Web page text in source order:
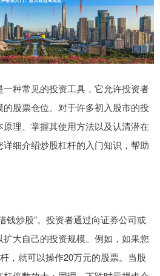
种常见的投资工具，它允许投资者
股票仓位。对于许多初入股市的投
理、掌握其使用方法以及认清潜在
细介绍炒股杠杆的入门知识，帮助
钱炒股”。投资者通过向证券公司或
大自己的投资规模。例如，如果您
，就可以操作20万元的股票。当股